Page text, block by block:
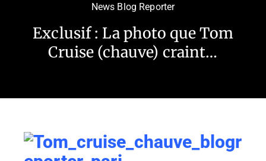
News Blog Reporter
Exclusif : La photo que Tom
Cruise (chauve) craint…